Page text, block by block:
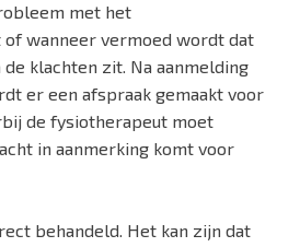
met het
of wanneer vermoed wordt dat
de klachten zit. Na aanmelding
er een afspraak gemaakt voor
de fysiotherapeut moet
in aanmerking komt voor
behandeld. Het kan zijn dat